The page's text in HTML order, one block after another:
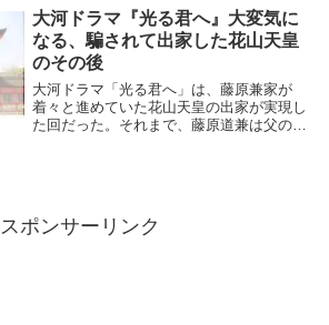
た俊平（西島秀俊）と娘の響（芦田愛
菜）。雪解けした２...
大河ドラマ『光る君へ』大変気に
なる、騙されて出家した花山天皇
のその後
大河ドラマ「光る君へ」は、藤原兼家が
着々と進めていた花山天皇の出家が実現し
た回だった。それまで、藤原道兼は父の兼
スポンサーリンク